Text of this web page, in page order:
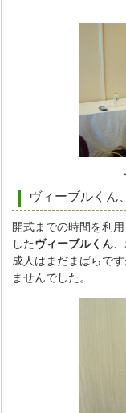
ヴィーブルくん
開式までの時間を利
したヴィーブルくん
成人はまだまばらで
ませんでした。